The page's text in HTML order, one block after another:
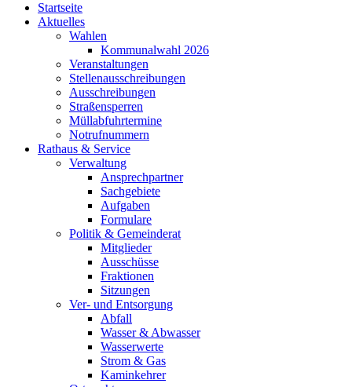
Startseite
Aktuelles
Wahlen
Kommunalwahl 2026
Veranstaltungen
Stellenausschreibungen
Ausschreibungen
Straßensperren
Müllabfuhrtermine
Notrufnummern
Rathaus & Service
Verwaltung
Ansprechpartner
Sachgebiete
Aufgaben
Formulare
Politik & Gemeinderat
Mitglieder
Ausschüsse
Fraktionen
Sitzungen
Ver- und Entsorgung
Abfall
Wasser & Abwasser
Wasserwerte
Strom & Gas
Kaminkehrer